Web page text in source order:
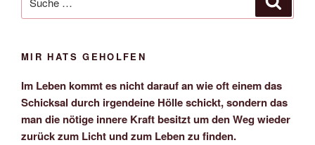
nach:
MIR HATS GEHOLFEN
Im Leben kommt es nicht darauf an wie oft einem das
Schicksal durch irgendeine Hölle schickt, sondern das
man die nötige innere Kraft besitzt um den Weg wieder
zurück zum Licht und zum Leben zu finden.